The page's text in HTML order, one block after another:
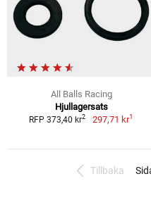
All Balls Racing
Hjullagersats
RFP 373,40 kr2 297,71 kr1
Tillbaka